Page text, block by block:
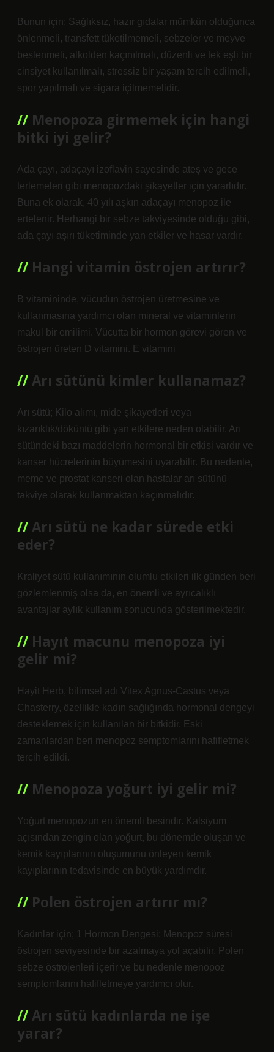
Bunun için; Sağlıksız, hazır gıdalar mümkün olduğunca
önlenmeli, transfett tüketilmemeli, sebzeler ve meyve
beslenmeli, alkolden kaçınılmalı, düzenli ve tek eşli bir
cinsiyet kullanılmalı, stressiz bir yaşam tercih edilmeli,
spor yapılmalı ve sigara içilmemelidir.
Menopoza girmemek için hangi
bitki iyi gelir?
Ada çayı, adaçayı izoflavin sayesinde ateş ve gece
terlemeleri gibi menopozdaki şikayetler için yararlıdır.
Buna ek olarak, 40 yılı aşkın adaçayı menopoz ile
ertelenir. Herhangi bir sebze takviyesinde olduğu gibi,
ada çayı aşırı tüketiminde yan etkiler ve hasar vardır.
Hangi vitamin östrojen artırır?
B vitamininde, vücudun östrojen üretmesine ve
kullanmasına yardımcı olan mineral ve vitaminlerin
makul bir emilimi. Vücutta bir hormon görevi gören ve
östrojen üreten D vitamini. E vitamini
Arı sütünü kimler kullanamaz?
Arı sütü; Kilo alımı, mide şikayetleri veya
kızarıklık/döküntü gibi yan etkilere neden olabilir. Arı
sütündeki bazı maddelerin hormonal bir etkisi vardır ve
kanser hücrelerinin büyümesini uyarabilir. Bu nedenle,
meme ve prostat kanseri olan hastalar arı sütünü
takviye olarak kullanmaktan kaçınmalıdır.
Arı sütü ne kadar sürede etki
eder?
Kraliyet sütü kullanımının olumlu etkileri ilk günden beri
gözlemlenmiş olsa da, en önemli ve ayrıcalıklı
avantajlar aylık kullanım sonucunda gösterilmektedir.
Hayıt macunu menopoza iyi
gelir mi?
Hayit Herb, bilimsel adı Vitex Agnus-Castus veya
Chasterry, özellikle kadın sağlığında hormonal dengeyi
desteklemek için kullanılan bir bitkidir. Eski
zamanlardan beri menopoz semptomlarını hafifletmek
tercih edildi.
Menopoza yoğurt iyi gelir mi?
Yoğurt menopozun en önemli besindir. Kalsiyum
açısından zengin olan yoğurt, bu dönemde oluşan ve
kemik kayıplarının oluşumunu önleyen kemik
kayıplarının tedavisinde en büyük yardımdır.
Polen östrojen artırır mı?
Kadınlar için; 1 Hormon Dengesi: Menopoz süresi
östrojen seviyesinde bir azalmaya yol açabilir. Polen
sebze östrojenleri içerir ve bu nedenle menopoz
semptomlarını hafifletmeye yardımcı olur.
Arı sütü kadınlarda ne işe
yarar?